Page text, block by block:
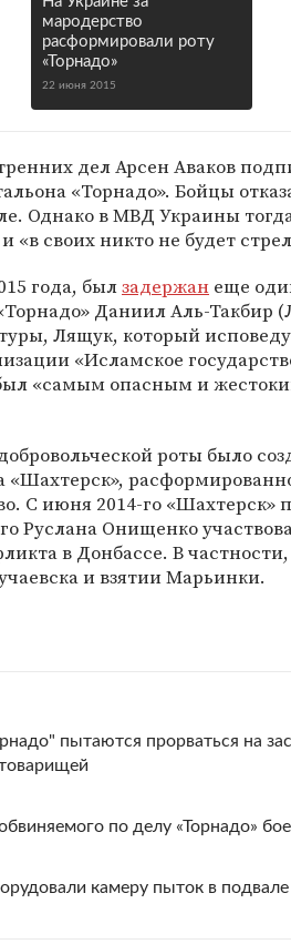
мародерство
расформировали роту
«Торнадо»
22 июня 2015
дел Арсен Аваков
«Торнадо». Бойцы
Однако в МВД Украины
своих никто не будет
года, былзадержан еще
Даниил Аль-Такбир
Лящук, который
«Исламское
«самым опасным и
роты было
«Шахтерск»,
С июня 2014-го
Руслана Онищенко
в Донбассе. В частности,
и взятии Марьинки.
пытаются прорваться на
по делу «Торнадо»
камеру пыток в